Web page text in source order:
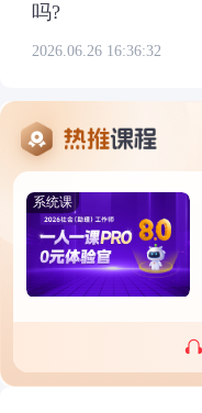
吗?
2026.06.26 16:36:32
系统课